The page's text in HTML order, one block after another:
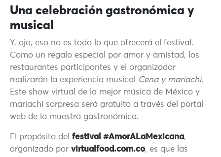
Una celebración gastronómica y
musical
Y, ojo, eso no es todo lo que ofrecerá el festival.
Como un regalo especial por amor y amistad, los
restaurantes participantes y el organizador
realizarán la experiencia musical
Cena y mariachi.
Este show virtual de la mejor música de México y
mariachi sorpresa será gratuito a través del portal
web de la muestra gastronómica.
El propósito del festival #AmorALaMexicana,
organizado por virtualfood.com.co, es que las